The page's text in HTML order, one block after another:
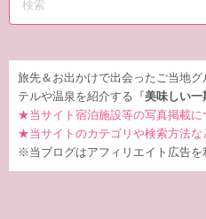
ッ
旅先＆お出かけで出会ったご当地
テルや温泉を紹介する『 美味しい一
★当サイト宿泊施設等の写真掲載
★当サイトのカテゴリや検索方法
※当ブログはアフィリエイト広告を